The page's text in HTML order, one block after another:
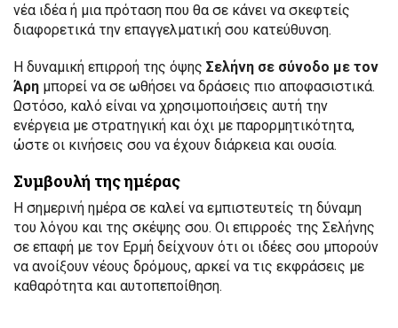
νέα ιδέα ή μια πρόταση που θα σε κάνει να σκεφτείς
διαφορετικά την επαγγελματική σου κατεύθυνση.
Η δυναμική επιρροή της όψης Σελήνη σε σύνοδο με τον
Άρη μπορεί να σε ωθήσει να δράσεις πιο αποφασιστικά.
Ωστόσο, καλό είναι να χρησιμοποιήσεις αυτή την
ενέργεια με στρατηγική και όχι με παρορμητικότητα,
ώστε οι κινήσεις σου να έχουν διάρκεια και ουσία.
Συμβουλή της ημέρας
Η σημερινή ημέρα σε καλεί να εμπιστευτείς τη δύναμη
του λόγου και της σκέψης σου. Οι επιρροές της Σελήνης
σε επαφή με τον Ερμή δείχνουν ότι οι ιδέες σου μπορούν
να ανοίξουν νέους δρόμους, αρκεί να τις εκφράσεις με
καθαρότητα και αυτοπεποίθηση.